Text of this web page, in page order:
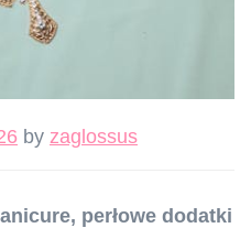
by zaglossus
perłowe dodatki